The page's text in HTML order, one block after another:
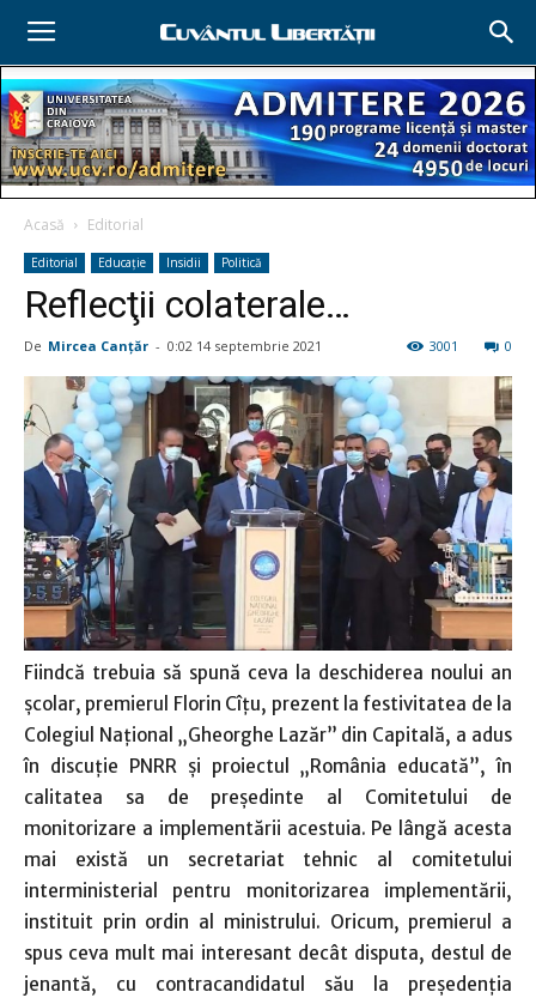
Acasă Editorial
Editorial Educație Insidii Politică
Reflecţii colaterale…
De Mircea Canţăr - 0:02 14 septembrie 2021 0
3001
Fiindcă trebuia să spună ceva la deschiderea noului an
şcolar, premierul Florin Cîţu, prezent la festivitatea de la
Colegiul Naţional „Gheorghe Lazăr” din Capitală, a adus
în discuţie PNRR şi proiectul „România educată”, în
calitatea sa de preşedinte al Comitetului de
monitorizare a implementării acestuia. Pe lângă acesta
mai există un secretariat tehnic al comitetului
interministerial pentru monitorizarea implementării,
instituit prin ordin al ministrului. Oricum, premierul a
spus ceva mult mai interesant decât disputa, destul de
jenantă, cu contracandidatul său la preşedenţia